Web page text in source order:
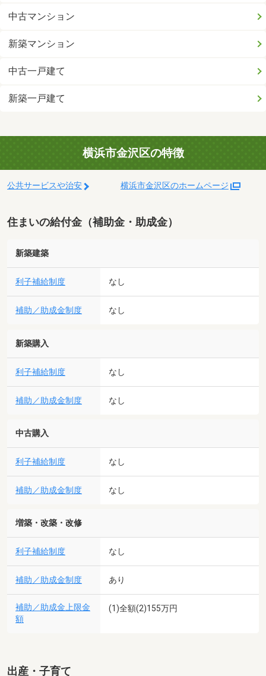
中古マンション
新築マンション
中古一戸建て
新築一戸建て
横浜市金沢区の特徴
公共サービスや治安 横浜市金沢区のホームページ
住まいの給付金（補助金・助成金）
新築建築
利子補給制度 なし
補助／助成金制度 なし
新築購入
利子補給制度 なし
補助／助成金制度 なし
中古購入
利子補給制度 なし
補助／助成金制度 なし
増築・改築・改修
利子補給制度 なし
補助／助成金制度 あり
補助／助成金上限金
額
(1)全額(2)155万円
出産・子育て